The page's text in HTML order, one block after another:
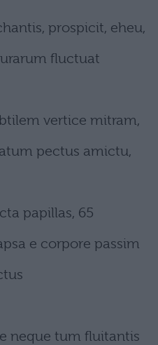
prospicit, eheu,
fluctuat
vertice mitram,
pectus amictu,
papillas, 65
e corpore passim
neque tum fluitantis